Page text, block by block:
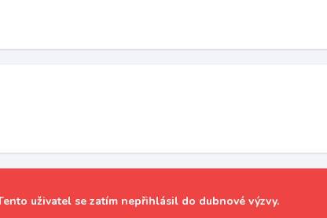
uživatel se zatím nepřihlásil do dubnové výzvy.